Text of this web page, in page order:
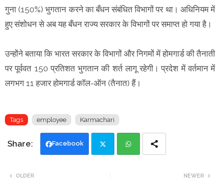
गुना (150%) भुगतान करने का बँधन संबंधित विभागों पर था। अधिनियम में
हुए संशोधन से अब यह बँधन राज्य सरकार के विभागों पर समाप्त हो गया है।
उन्होंने बताया कि भारत सरकार के विभागों और निगमों में होमगार्ड की तैनाती
पर पूर्ववत 150 प्रतिशत भुगतान की शर्त लागू रहेगी। प्रदेश में वर्तमान में
लगभग 11 हजार होमगार्ड कॉल-ऑन (तैनात) हैं।
Tags employee Karmachari
Facebook
NEWER
OLDER